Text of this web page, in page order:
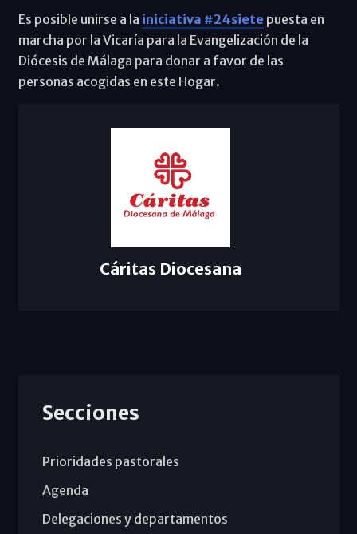
Es posible unirse a la iniciativa #24siete puesta en
marcha por la Vicaría para la Evangelización de la
Diócesis de Málaga para donar a favor de las
personas acogidas en este Hogar.
Cáritas Diocesana
Secciones
Prioridades pastorales
Agenda
Delegaciones y departamentos